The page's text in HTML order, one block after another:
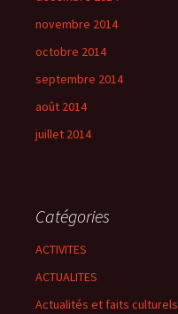
novembre 2014
octobre 2014
septembre 2014
août 2014
juillet 2014
Catégories
ACTIVITES
ACTUALITES
Actualités et faits culturels